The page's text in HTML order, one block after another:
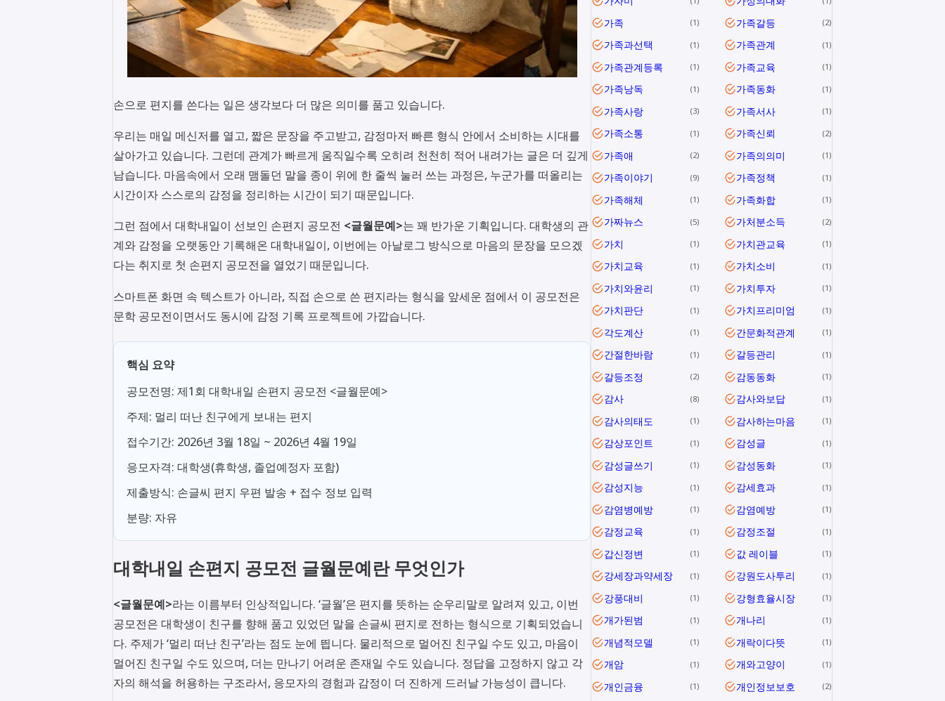
손으로 편지를 쓴다는 일은 생각보다 더 많은 의미를 품고 있습니다.
우리는 매일 메신저를 열고, 짧은 문장을 주고받고, 감정마저 빠른 형식 안에서 소비하는 시대를
살아가고 있습니다. 그런데 관계가 빠르게 움직일수록 오히려 천천히 적어 내려가는 글은 더 깊게
남습니다. 마음속에서 오래 맴돌던 말을 종이 위에 한 줄씩 눌러 쓰는 과정은, 누군가를 떠올리는
시간이자 스스로의 감정을 정리하는 시간이 되기 때문입니다.
그런 점에서 대학내일이 선보인 손편지 공모전 <글월문예>는 꽤 반가운 기획입니다. 대학생의 관
계와 감정을 오랫동안 기록해온 대학내일이, 이번에는 아날로그 방식으로 마음의 문장을 모으겠
다는 취지로 첫 손편지 공모전을 열었기 때문입니다.
스마트폰 화면 속 텍스트가 아니라, 직접 손으로 쓴 편지라는 형식을 앞세운 점에서 이 공모전은
문학 공모전이면서도 동시에 감정 기록 프로젝트에 가깝습니다.
핵심 요약
공모전명: 제1회 대학내일 손편지 공모전 <글월문예>
주제: 멀리 떠난 친구에게 보내는 편지
접수기간: 2026년 3월 18일 ~ 2026년 4월 19일
응모자격: 대학생(휴학생, 졸업예정자 포함)
제출방식: 손글씨 편지 우편 발송 + 접수 정보 입력
분량: 자유
대학내일 손편지 공모전 글월문예란 무엇인가
<글월문예>라는 이름부터 인상적입니다. ‘글월’은 편지를 뜻하는 순우리말로 알려져 있고, 이번
공모전은 대학생이 친구를 향해 품고 있었던 말을 손글씨 편지로 전하는 형식으로 기획되었습니
다. 주제가 ‘멀리 떠난 친구’라는 점도 눈에 띕니다. 물리적으로 멀어진 친구일 수도 있고, 마음이
멀어진 친구일 수도 있으며, 더는 만나기 어려운 존재일 수도 있습니다. 정답을 고정하지 않고 각
자의 해석을 허용하는 구조라서, 응모자의 경험과 감정이 더 진하게 드러날 가능성이 큽니다.
가족 1 가족갈등 2
가족과선택 1 가족관계 1
가족관계등록 1 가족교육 1
가족낭독 1 가족동화 1
가족사랑 3 가족서사 1
가족소통 1 가족신뢰 2
가족애 2 가족의의미 1
가족이야기 9 가족정책 1
가족해체 1 가족화합 1
가짜뉴스 5 가처분소득 2
가치 1 가치관교육 1
가치교육 1 가치소비 1
가치와윤리 1 가치투자 1
가치판단 1 가치프리미엄 1
각도계산 1 간문화적관계 1
간절한바람 1 갈등관리 1
갈등조정 2 감동동화 1
감사 8 감사와보답 1
감사의태도 1 감사하는마음 1
감상포인트 1 감성글 1
감성글쓰기 1 감성동화 1
감성지능 1 감세효과 1
감염병예방 1 감염예방 1
감정교육 1 감정조절 1
갑신정변 1 값 레이블 1
강세장과약세장 1 강원도사투리 1
강풍대비 1 강형효율시장 1
개가된범 1 개나리 1
개념적모델 1 개락이다뜻 1
개암 1 개와고양이 1
개인금융 1 개인정보보호 2